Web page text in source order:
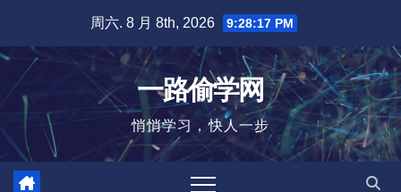
内
容
周六. 8 月 8th, 2026 9:28:17 PM
一路偷学网
悄悄学习，快人一步